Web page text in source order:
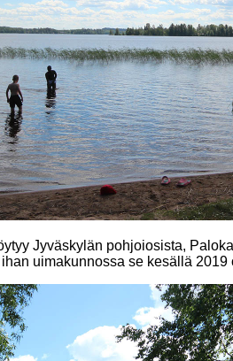
Jyväskylän pohjoiosista,
uimakunnossa se kesällä 2019